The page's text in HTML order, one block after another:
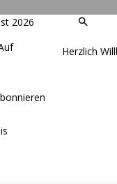
2026
Herzlich